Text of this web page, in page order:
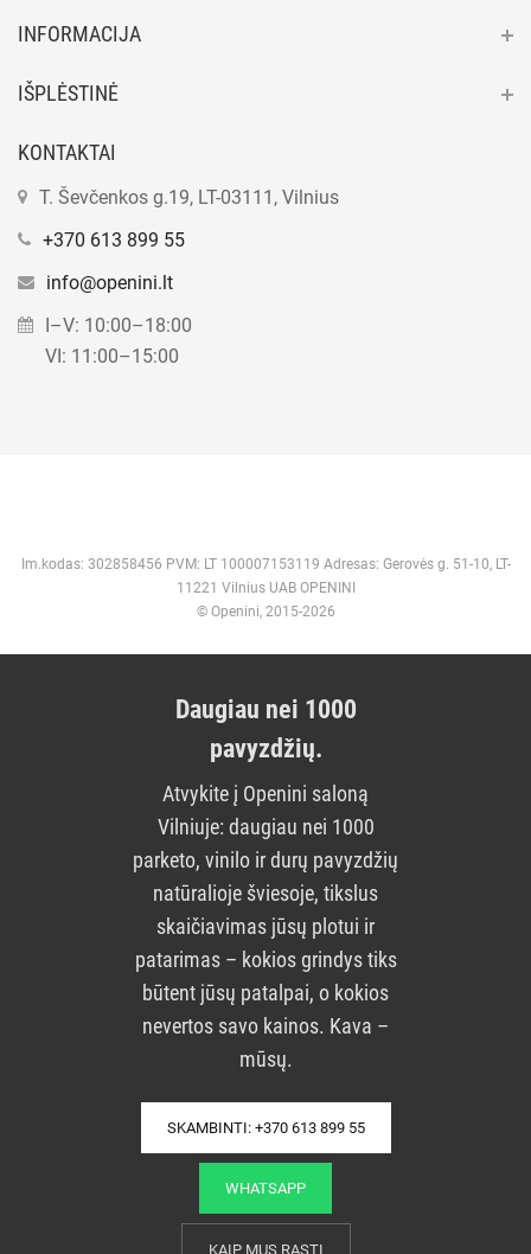
INFORMACIJA
IŠPLĖSTINĖ
KONTAKTAI
T. Ševčenkos g.19, LT-03111, Vilnius
+370 613 899 55
info@openini.lt
I–V: 10:00–18:00
VI: 11:00–15:00
Im.kodas: 302858456 PVM: LT 100007153119 Adresas: Gerovės g. 51-10, LT-
11221 Vilnius UAB OPENINI
© Openini, 2015-2026
Daugiau nei 1000
pavyzdžių.
Atvykite į Openini saloną
Vilniuje: daugiau nei 1000
parketo, vinilo ir durų pavyzdžių
natūralioje šviesoje, tikslus
skaičiavimas jūsų plotui ir
patarimas – kokios grindys tiks
būtent jūsų patalpai, o kokios
nevertos savo kainos. Kava –
mūsų.
SKAMBINTI: +370 613 899 55
WHATSAPP
KAIP MUS RASTI